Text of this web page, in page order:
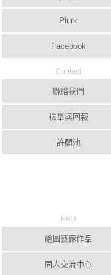
Plurk
Facebook
Contact
聯絡我們
檢舉與回報
許願池
Help
繪圖藝廊作品
同人交流中心